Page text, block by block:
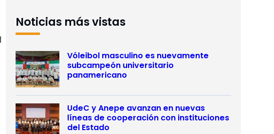
Noticias más vistas
Vóleibol masculino es nuevamente
subcampeón universitario
panamericano
UdeC y Anepe avanzan en nuevas
líneas de cooperación con instituciones
del Estado